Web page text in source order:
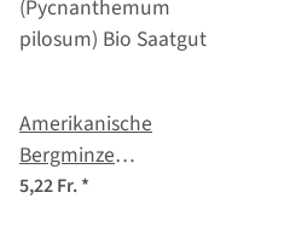
Amerikanische
Bergminze
(Pycnanthemum
5,22 Fr.*